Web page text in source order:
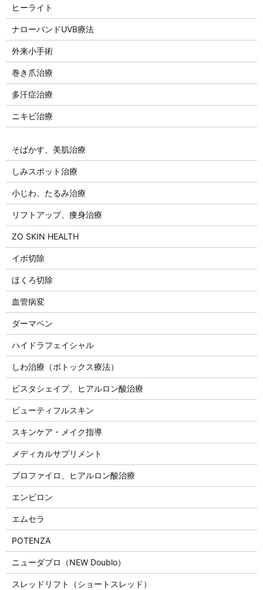
ヒーライト
ナローバンドUVB療法
外来小手術
巻き爪治療
多汗症治療
ニキビ治療
そばかす、美肌治療
しみスポット治療
小じわ、たるみ治療
リフトアップ、痩身治療
ZO SKIN HEALTH
イボ切除
ほくろ切除
血管病変
ダーマペン
ハイドラフェイシャル
しわ治療（ボトックス療法）
ビスタシェイプ、ヒアルロン酸治療
ビューティフルスキン
スキンケア・メイク指導
メディカルサプリメント
プロファイロ、ヒアルロン酸治療
エンビロン
エムセラ
POTENZA
ニューダブロ（NEW Doublo）
スレッドリフト（ショートスレッド）